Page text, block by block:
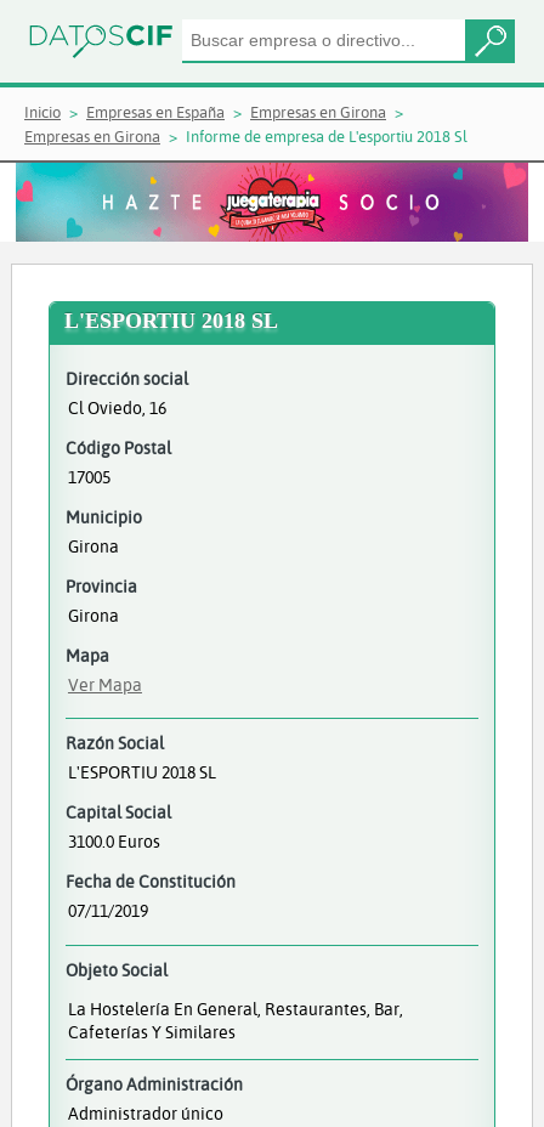
Inicio Empresas en España
Empresas en Girona
Empresas en Girona
Informe de empresa de L'esportiu 2018 Sl
L'ESPORTIU 2018 SL
Dirección social
Cl Oviedo, 16
Código Postal
17005
Municipio
Girona
Provincia
Girona
Mapa
Ver Mapa
Razón Social
L'ESPORTIU 2018 SL
Capital Social
3100.0 Euros
Fecha de Constitución
07/11/2019
Objeto Social
La Hostelería En General, Restaurantes, Bar,
Cafeterías Y Similares
Órgano Administración
Administrador único